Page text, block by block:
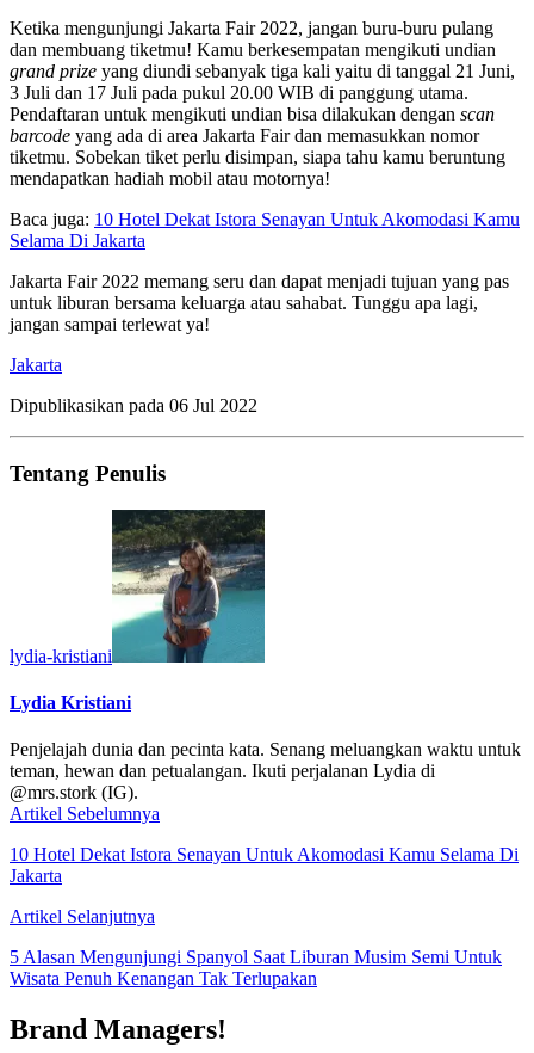
Ketika mengunjungi Jakarta Fair 2022, jangan buru-buru pulang
dan membuang tiketmu! Kamu berkesempatan mengikuti undian
grand prize yang diundi sebanyak tiga kali yaitu di tanggal 21 Juni,
3 Juli dan 17 Juli pada pukul 20.00 WIB di panggung utama.
Pendaftaran untuk mengikuti undian bisa dilakukan dengan scan
barcode yang ada di area Jakarta Fair dan memasukkan nomor
tiketmu. Sobekan tiket perlu disimpan, siapa tahu kamu beruntung
mendapatkan hadiah mobil atau motornya!
Baca juga: 10 Hotel Dekat Istora Senayan Untuk Akomodasi Kamu
Selama Di Jakarta
Jakarta Fair 2022 memang seru dan dapat menjadi tujuan yang pas
untuk liburan bersama keluarga atau sahabat. Tunggu apa lagi,
jangan sampai terlewat ya!
Jakarta
Dipublikasikan pada 06 Jul 2022
Tentang Penulis
lydia-kristiani
Lydia Kristiani
Penjelajah dunia dan pecinta kata. Senang meluangkan waktu untuk
teman, hewan dan petualangan. Ikuti perjalanan Lydia di
@mrs.stork (IG).
Artikel Sebelumnya
10 Hotel Dekat Istora Senayan Untuk Akomodasi Kamu Selama Di
Jakarta
Artikel Selanjutnya
5 Alasan Mengunjungi Spanyol Saat Liburan Musim Semi Untuk
Wisata Penuh Kenangan Tak Terlupakan
Brand Managers!